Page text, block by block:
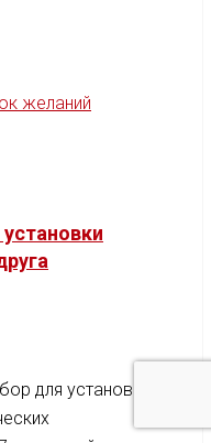
желаний
для установки